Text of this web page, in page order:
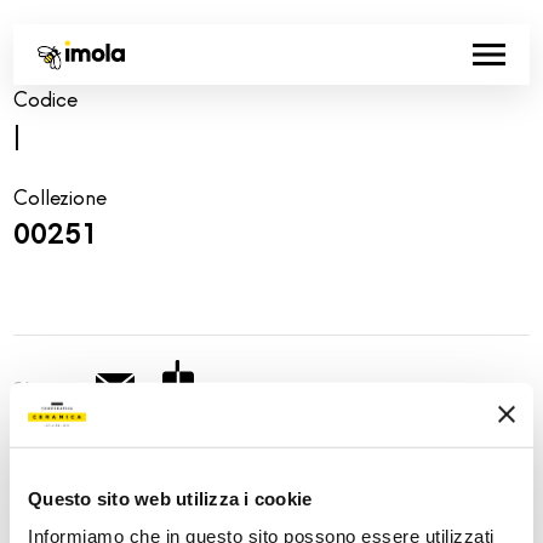
Questo sito web utilizza i cookie
Informiamo che in questo sito possono essere utilizzati
Codice
Collezione
00251
Share: